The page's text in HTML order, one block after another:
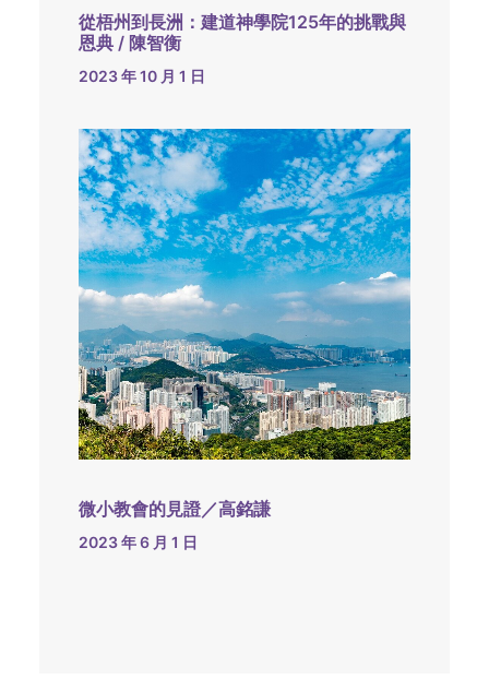
從梧州到長洲：建道神學院125年的挑戰與
恩典 / 陳智衡
2023 年 10 月 1 日
微小教會的見證／高銘謙
2023 年 6 月 1 日